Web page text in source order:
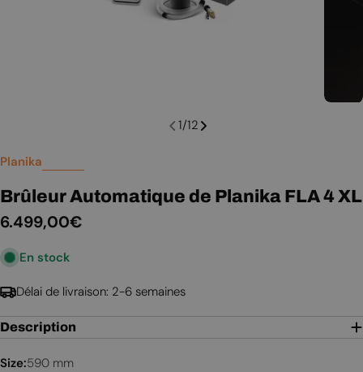
1/12
Planika
Brûleur Automatique de Planika FLA 4 XL
Prix
régulier
6.499,00€
En stock
Délai de livraison: 2-6 semaines
Description
Size:590 mm